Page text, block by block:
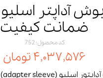
ضمانت کیفیت
کد محصول: 752
۴,۰۳۷,۵۷۶ تومان